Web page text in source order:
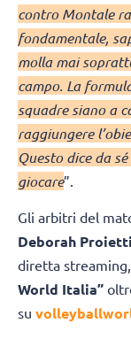
contro Montale
fondamentale,
molla mai
campo. La
squadre siano a
raggiungere
Questo dice da
giocare”.
Gli arbitri del
Deborah Proietti
diretta
World Italia”
su